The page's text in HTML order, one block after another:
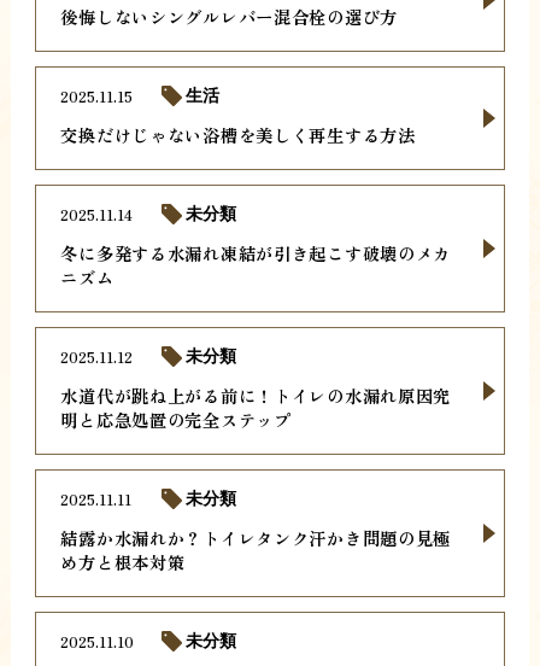
後悔しないシングルレバー混合栓の選び方
交換だけじゃない浴槽を美しく再生する方法
2025.11.15 生活
冬に多発する水漏れ凍結が引き起こす破壊のメカ
ニズム
2025.11.14 未分類
水道代が跳ね上がる前に！トイレの水漏れ原因究
明と応急処置の完全ステップ
2025.11.12 未分類
結露か水漏れか？トイレタンク汗かき問題の見極
め方と根本対策
2025.11.11 未分類
2025.11.10 未分類